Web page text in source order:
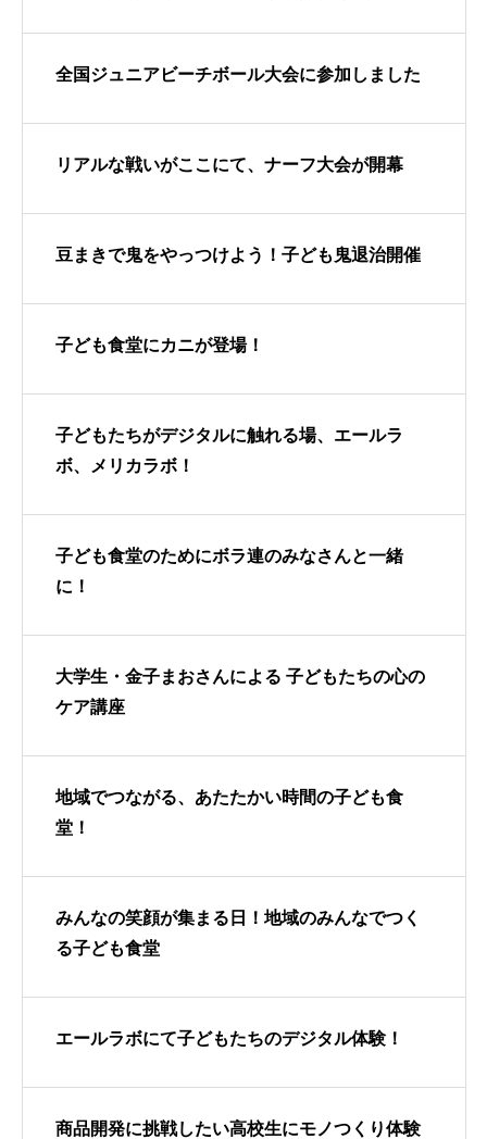
全国ジュニアビーチボール大会に参加しました
リアルな戦いがここにて、ナーフ大会が開幕
豆まきで鬼をやっつけよう！子ども鬼退治開催
子ども食堂にカニが登場！
子どもたちがデジタルに触れる場、エールラ
ボ、メリカラボ！
子ども食堂のためにボラ連のみなさんと一緒
に！
大学生・金子まおさんによる 子どもたちの心の
ケア講座
地域でつながる、あたたかい時間の子ども食
堂！
みんなの笑顔が集まる日！地域のみんなでつく
る子ども食堂
エールラボにて子どもたちのデジタル体験！
商品開発に挑戦したい高校生にモノつくり体験